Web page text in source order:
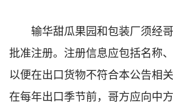
输华甜瓜果园和包装厂须经
批准注册。注册信息应包括名称
以便在出口货物不符合本公告相
在每年出口季节前，哥方应向中